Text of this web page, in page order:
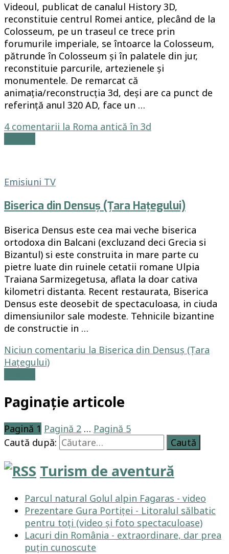
Videoul, publicat de canalul History 3D,
reconstituie centrul Romei antice, plecând de la
Colosseum, pe un traseul ce trece prin
forumurile imperiale, se întoarce la Colosseum,
pătrunde în Colosseum și în palatele din jur,
reconstituie parcurile, artezienele și
monumentele. De remarcat că
animația/reconstrucția 3d, deși are ca punct de
referință anul 320 AD, face un …
4 comentarii la Roma antică în 3d
Emisiuni TV
Biserica din Densuș (Țara Hațegului)
Biserica Densus este cea mai veche biserica
ortodoxa din Balcani (excluzand deci Grecia si
Bizantul) si este construita in mare parte cu
pietre luate din ruinele cetatii romane Ulpia
Traiana Sarmizegetusa, aflata la doar cativa
kilometri distanta. Recent restaurata, Biserica
Densus este deosebit de spectaculoasa, in ciuda
dimensiunilor sale modeste. Tehnicile bizantine
de constructie in …
Niciun comentariu la Biserica din Densuș (Țara
Hațegului)
Paginație articole
Pagină 1 Pagină 2 … Pagină 5
Caută după:
Turism de aventură
Parcul natural Golul alpin Fagaras - video
Prezentare Gura Portiței - Litoralul sălbatic
pentru toți (video și foto spectaculoase)
Lacuri din România - extraordinare, dar prea
puțin cunoscute